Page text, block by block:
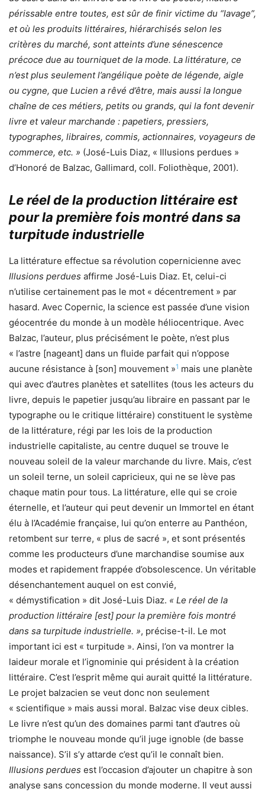
périssable entre toutes, est sûr de finir victime du “lavage”,
et où les produits littéraires, hiérarchisés selon les
critères du marché, sont atteints d’une sénescence
précoce due au tourniquet de la mode. La littérature, ce
n’est plus seulement l’angélique poète de légende, aigle
ou cygne, que Lucien a rêvé d’être, mais aussi la longue
chaîne de ces métiers, petits ou grands, qui la font devenir
livre et valeur marchande : papetiers, pressiers,
typographes, libraires, commis, actionnaires, voyageurs de
commerce, etc. » (José-Luis Diaz, « Illusions perdues »
d’Honoré de Balzac, Gallimard, coll. Foliothèque, 2001).
Le réel de la production littéraire est
pour la première fois montré dans sa
turpitude industrielle
La littérature effectue sa révolution copernicienne avec
Illusions perdues affirme José-Luis Diaz. Et, celui-ci
n’utilise certainement pas le mot « décentrement » par
hasard. Avec Copernic, la science est passée d’une vision
géocentrée du monde à un modèle héliocentrique. Avec
Balzac, l’auteur, plus précisément le poète, n’est plus
« l’astre [nageant] dans un fluide parfait qui n’oppose
aucune résistance à [son] mouvement »1 mais une planète
qui avec d’autres planètes et satellites (tous les acteurs du
livre, depuis le papetier jusqu’au libraire en passant par le
typographe ou le critique littéraire) constituent le système
de la littérature, régi par les lois de la production
industrielle capitaliste, au centre duquel se trouve le
nouveau soleil de la valeur marchande du livre. Mais, c’est
un soleil terne, un soleil capricieux, qui ne se lève pas
chaque matin pour tous. La littérature, elle qui se croie
éternelle, et l’auteur qui peut devenir un Immortel en étant
élu à l’Académie française, lui qu’on enterre au Panthéon,
retombent sur terre, « plus de sacré », et sont présentés
comme les producteurs d’une marchandise soumise aux
modes et rapidement frappée d’obsolescence. Un véritable
désenchantement auquel on est convié,
« démystification » dit José-Luis Diaz. « Le réel de la
production littéraire [est] pour la première fois montré
dans sa turpitude industrielle. », précise-t-il. Le mot
important ici est « turpitude ». Ainsi, l’on va montrer la
laideur morale et l’ignominie qui président à la création
littéraire. C’est l’esprit même qui aurait quitté la littérature.
Le projet balzacien se veut donc non seulement
« scientifique » mais aussi moral. Balzac vise deux cibles.
Le livre n’est qu’un des domaines parmi tant d’autres où
triomphe le nouveau monde qu’il juge ignoble (de basse
naissance). S’il s’y attarde c’est qu’il le connaît bien.
Illusions perdues est l’occasion d’ajouter un chapitre à son
analyse sans concession du monde moderne. Il veut aussi